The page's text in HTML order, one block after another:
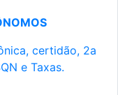
certidão, 2a
e Taxas.